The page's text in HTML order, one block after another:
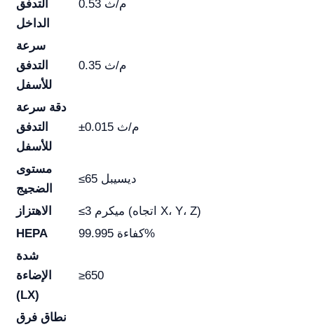
التدفق
الداخل
0.53 م/ث
سرعة
التدفق
للأسفل
0.35 م/ث
دقة سرعة
التدفق
للأسفل
±0.015 م/ث
مستوى
الضجيج
≤65 ديسيبل
الاهتزاز
≤3 ميكرم (اتجاه X، Y، Z)
HEPA
كفاءة 99.995%
شدة
الإضاءة
(LX)
≥650
نطاق فرق